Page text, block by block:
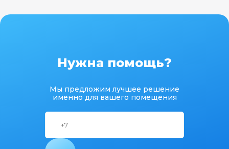
Нужна помощь?
Мы предложим лучшее решение
именно для вашего помещения